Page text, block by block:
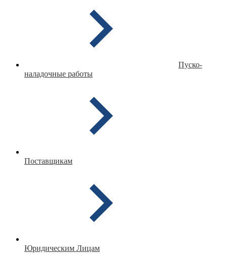
Пуско-
наладочные работы
Поставщикам
Юридическим Лицам